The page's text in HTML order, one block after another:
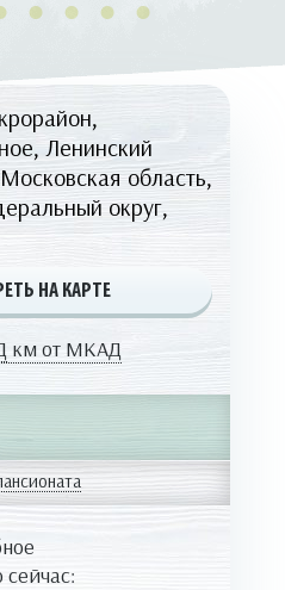
Ленинский
область,
округ,
НА КАРТЕ
км от МКАД